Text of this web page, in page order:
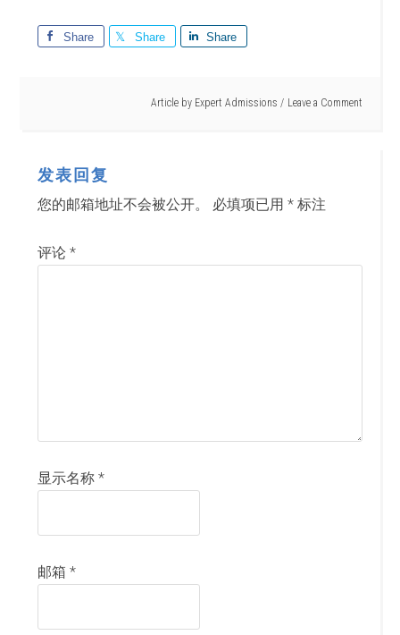
Share Share Share
Article by Expert Admissions Leave a Comment
发表回复
您的邮箱地址不会被公开。 必填项已用* 标注
评论*
显示名称*
邮箱*